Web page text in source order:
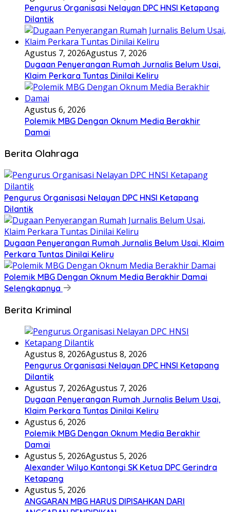
Pengurus Organisasi Nelayan DPC HNSI Ketapang
Dilantik
Agustus 7, 2026Agustus 7, 2026
Dugaan Penyerangan Rumah Jurnalis Belum Usai,
Klaim Perkara Tuntas Dinilai Keliru
Agustus 6, 2026
Polemik MBG Dengan Oknum Media Berakhir
Damai
Berita Olahraga
Pengurus Organisasi Nelayan DPC HNSI Ketapang
Dilantik
Dugaan Penyerangan Rumah Jurnalis Belum Usai, Klaim
Perkara Tuntas Dinilai Keliru
Polemik MBG Dengan Oknum Media Berakhir Damai
Selengkapnya
Berita Kriminal
Agustus 8, 2026Agustus 8, 2026
Pengurus Organisasi Nelayan DPC HNSI Ketapang
Dilantik
Agustus 7, 2026Agustus 7, 2026
Dugaan Penyerangan Rumah Jurnalis Belum Usai,
Klaim Perkara Tuntas Dinilai Keliru
Agustus 6, 2026
Polemik MBG Dengan Oknum Media Berakhir
Damai
Agustus 5, 2026Agustus 5, 2026
Alexander Wilyo Kantongi SK Ketua DPC Gerindra
Ketapang
Agustus 5, 2026
ANGGARAN MBG HARUS DIPISAHKAN DARI